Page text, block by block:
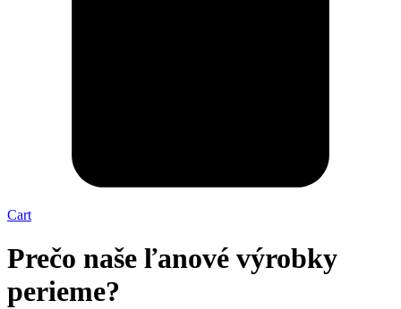
Cart
Prečo naše ľanové výrobky
perieme?